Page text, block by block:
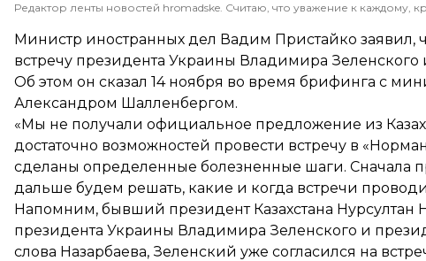
Министр иностранных дел Вадим Пристайко заявил,
встречу президента Украины Владимира
Об этом он сказал 14 ноября во время брифинга с
Александром Шалленбергом.
«Мы не получали официальное предложение из
достаточно возможностей провести встречу в
сделаны определенные болезненные шаги. Сначала
дальше будем решать, какие и когда встречи
Напомним, бывший президент Казахстана Нурсултан
президента Украины Владимира Зеленского и
слова Назарбаева, Зеленский уже согласился на